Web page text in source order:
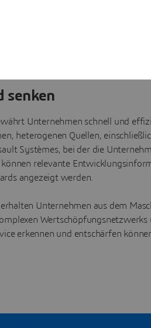
senken
Unternehmen schnell und
heterogenen Quellen,
Systèmes, bei der die
relevante
angezeigt werden.
Unternehmen aus dem
Wertschöpfungsnetzwerks
erkennen und entschärfen